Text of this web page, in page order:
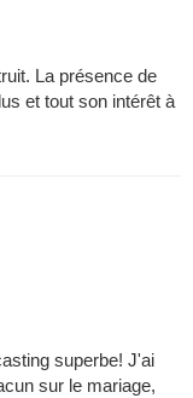
La présence de
et tout son intérêt à
superbe! J'ai
sur le mariage,